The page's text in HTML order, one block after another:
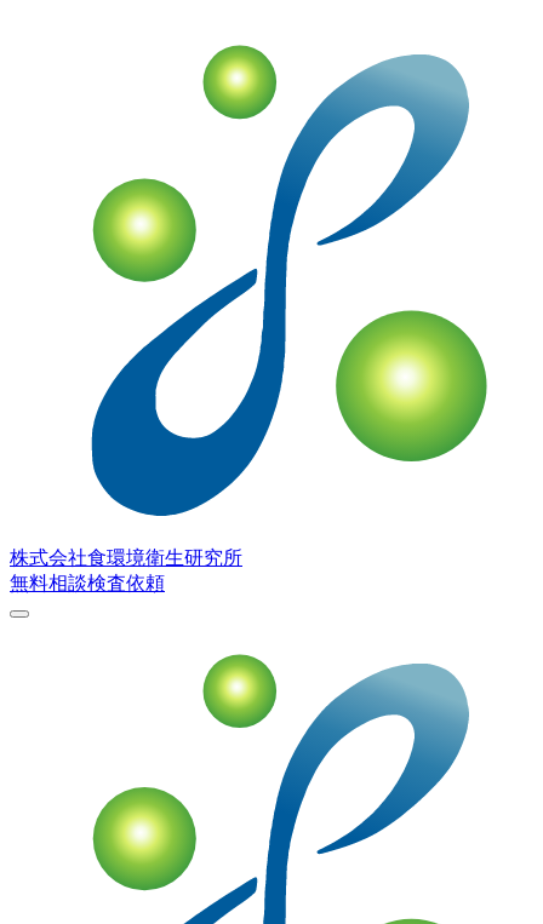
株式会社食環境衛生研究所
無料相談検査依頼